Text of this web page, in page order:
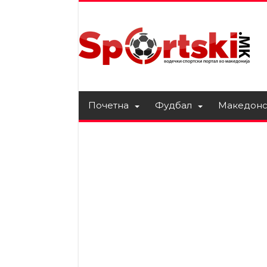
Почетна Фудбал